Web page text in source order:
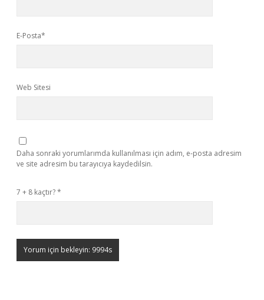
E-Posta*
Web Sitesi
Daha sonraki yorumlarımda kullanılması için adım, e-posta adresim
ve site adresim bu tarayıcıya kaydedilsin.
7 + 8 kaçtır?*